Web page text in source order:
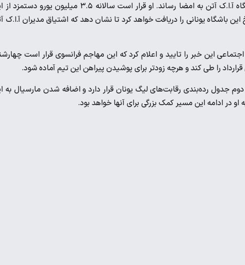
مارسیال در اقدامی غیرمنتظره قراردادی سه ساله را با باشگاه آ.ا.ک آتن به امضا رساند. او قرار است سالانه ۳.۵ میلیون
این باشگاه یونانی را دریافت خواهد کرد تا نشان دهد که اشتیاق مدیران آ.ا.ک
این خبر را تایید و اعلام کرد که این مهاجم فرانسوی قرار است
را طی کند و هرچه زودتر برای پوشیدن پیراهن این تیم آماده شود.
چهار بازی در جایگاه دوم جدول رده‌بندی رقابت‌های لیگ یونان قرار دارد و اضافه شدن مارسیال به
او در ادامه این مسیر کمک بزرگی برای آنها خواهد بود.